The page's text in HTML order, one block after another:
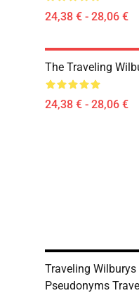
24,38 € - 28,06 €
The Traveling
24,38 € - 28,06 €
Traveling Wilburys
Pseudonyms